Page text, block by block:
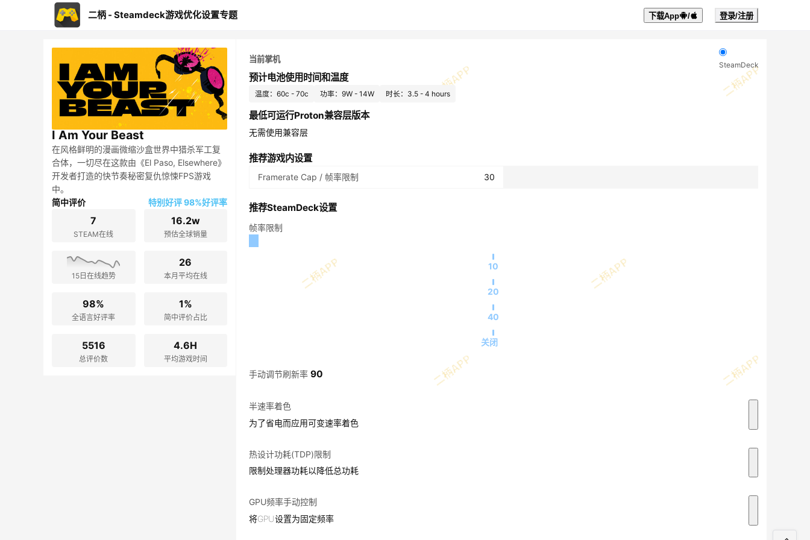
二柄 - Steamdeck游戏优化设置专题 下载App / 登录/注册
I Am Your Beast
在风格鲜明的漫画微缩沙盒世界中猎杀军工复
合体，一切尽在这款由《El Paso, Elsewhere》
开发者打造的快节奏秘密复仇惊悚FPS游戏
中。
简中评价
特别好评 98%好评率
7
STEAM在线
16.2w
预估全球销量
15日在线趋势
26
本月平均在线
98%
全语言好评率
1%
简中评价占比
5516
总评价数
4.6H
平均游戏时间
当前掌机
SteamDeck
预计电池使用时间和温度
温度：60c - 70c 功率：9W - 14W 时长：3.5 - 4 hours
最低可运行Proton兼容层版本
无需使用兼容层
推荐游戏内设置
Framerate Cap / 帧率限制 30
推荐SteamDeck设置
帧率限制
10
20
40
关闭
手动调节刷新率 90
半速率着色
为了省电而应用可变速率着色
热设计功耗(TDP)限制
限制处理器功耗以降低总功耗
GPU频率手动控制
将GPU设置为固定频率